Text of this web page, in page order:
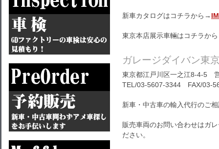
新車カタログはコチラから→
東京本店展示車輛はコチラか
ガレージダイバン東
東京都江戸川区一之江8-4-5
TEL/03-5607-3344 FAX/03-
新車・中古車の輸入代行のご
販売車両のお問い合わせはガ
ださい。